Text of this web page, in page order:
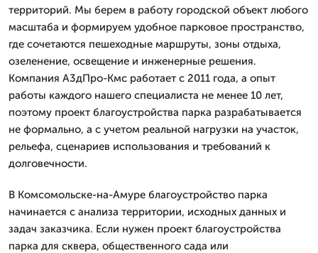
территорий. Мы берем в работу городской объект любого
масштаба и формируем удобное парковое пространство,
где сочетаются пешеходные маршруты, зоны отдыха,
озеленение, освещение и инженерные решения.
Компания А3дПро-Кмс работает с 2011 года, а опыт
работы каждого нашего специалиста не менее 10 лет,
поэтому проект благоустройства парка разрабатывается
не формально, а с учетом реальной нагрузки на участок,
рельефа, сценариев использования и требований к
долговечности.
В Комсомольске-на-Амуре благоустройство парка
начинается с анализа территории, исходных данных и
задач заказчика. Если нужен проект благоустройства
парка для сквера, общественного сада или